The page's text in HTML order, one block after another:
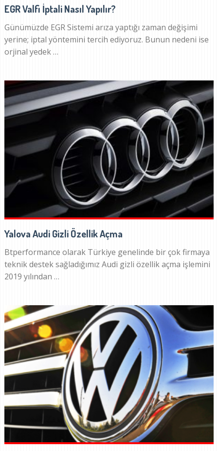
EGR Valfi İptali Nasıl Yapılır?
Günümüzde EGR Sistemi arıza yaptığı zaman değişimi
yerine; iptal yöntemini tercih ediyoruz. Bunun nedeni ise
orjinal yedek …
Yalova Audi Gizli Özellik Açma
Btperformance olarak Türkiye genelinde bir çok firmaya
teknik destek sağladığımız Audi gizli özellik açma işlemini
2019 yılından …